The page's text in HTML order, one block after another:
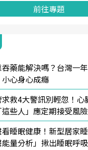
前往專題
藥能解決嗎？台灣一
心身心成癮
救4大警訊別輕忽！心
些人」應定期接受風
睡眠健康！新型居家
能量分析」揪出睡眠呼